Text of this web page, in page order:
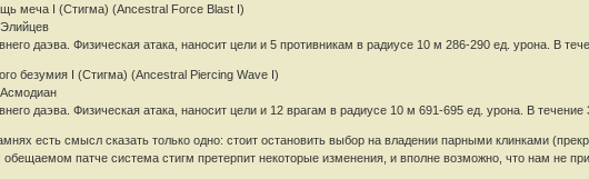
меча I (Стигма) (Ancestral Force Blast I)
даэва. Физическая атака, наносит цели и 5 противникам в радиусе 10 м 286-290 ед. урона. В
безумия I (Стигма) (Ancestral Piercing Wave I)
даэва. Физическая атака, наносит цели и 12 врагам в радиусе 10 м 691-695 ед. урона. В
есть смысл сказать только одно: стоит остановить выбор на владении парными клинками
патче система стигм претерпит некоторые изменения, и вполне возможно, что нам не